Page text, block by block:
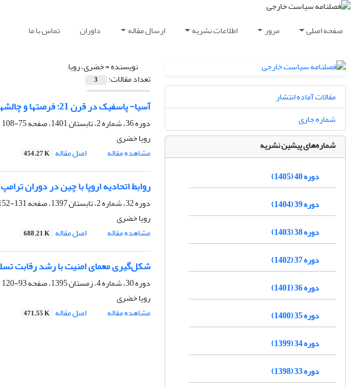
صفحه اصلی مرور اطلاعات نشریه ارسال مقاله داوران تماس با ما
نویسنده =خضری، رویا
تعداد مقالات: 3
آسیا- پاسفیک در قرن 21: فرصتها و چالشها
دوره 36، شماره 2، تابستان 1401، صفحه
75-108
رویا خضری
مشاهده مقاله
اصل مقاله 454.27 K
روابط اتحادیه اروپا با چین در دوران ترامپ
دوره 32، شماره 2، تابستان 1397، صفحه
131-152
رویا خضری
مشاهده مقاله
اصل مقاله 688.21 K
شکل‌گیری معمای امنیت با رشد رقابت
دوره 30، شماره 4، زمستان 1395، صفحه
93-120
رویا خضری
مشاهده مقاله
اصل مقاله 471.55 K
مقالات آماده انتشار
شماره جاری
شماره‌های پیشین نشریه
دوره 40 (1405)
دوره 39 (1404)
دوره 38 (1403)
دوره 37 (1402)
دوره 36 (1401)
دوره 35 (1400)
دوره 34 (1399)
دوره 33 (1398)